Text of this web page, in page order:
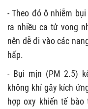
- Theo đó ô nhiễm
ra nhiều ca tử vong
nên dễ đi vào các
hấp.
- Bụi mịn (PM 2.5)
không khí gây kích
hợp oxy khiến tế